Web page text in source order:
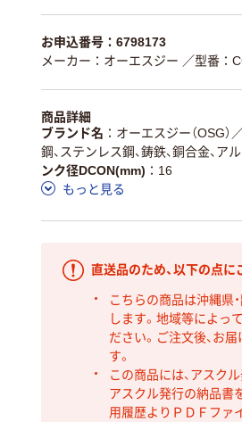
お申込番号：6798173
メーカー：オーエスジー ／型番：
商品詳細
ブランド名
オーエスジー（OSG）
鋼、ステンレス鋼、鋳鉄、銅合金、ア
ンク径DCON(mm)
16
もっと見る
直送品のため、以下の点に
こちらの商品は沖縄県
します。地域等によっ
ださい。ご注文後、お
す。
この商品には、アスク
アスクル発行の納品書
用履歴よりＰＤＦファ